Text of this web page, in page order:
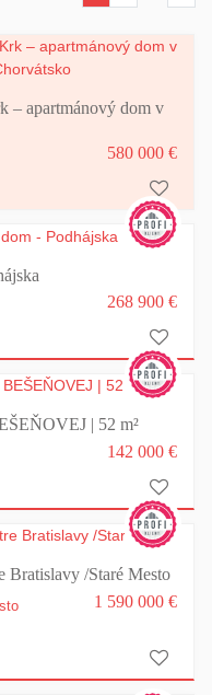
– apartmánový dom v
580 000 €
268 900 €
| 52 m²
142 000 €
Bratislavy /Staré Mesto
1 590 000 €